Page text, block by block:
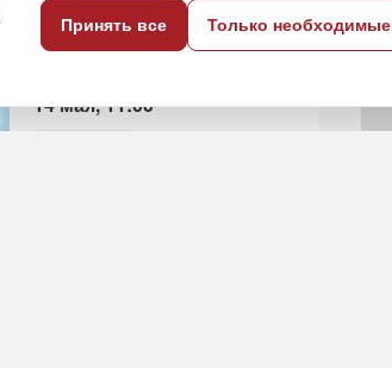
14 мая, 11:00
Принять все Только необходимые